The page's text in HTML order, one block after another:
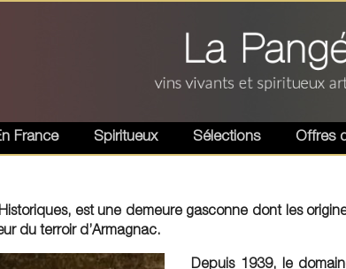
France Spiritueux Sélections Offres
est une demeure gasconne dont les
du terroir d’Armagnac.
Depuis 1939, le